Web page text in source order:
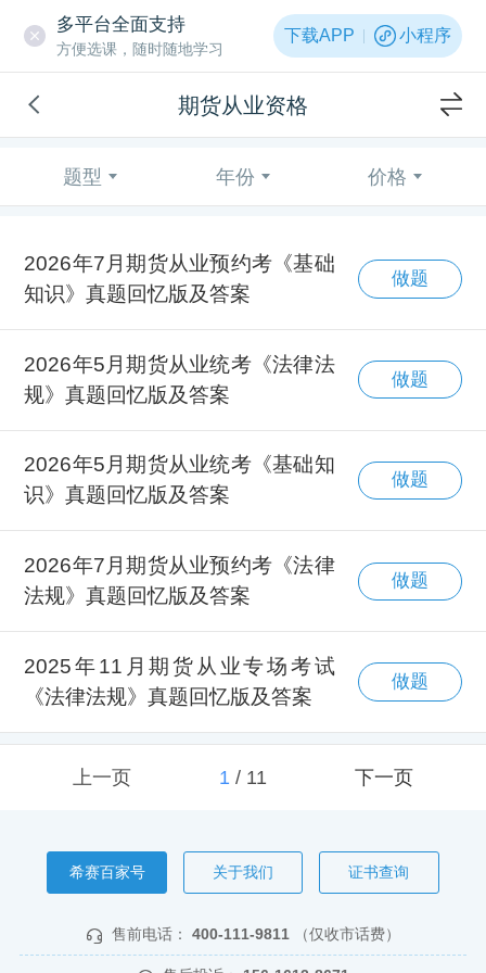
多平台全面支持
方便选课，随时随地学习
下载APP 小程序
期货从业资格
题型 年份 价格
2026年7月期货从业预约考《基础
知识》真题回忆版及答案
做题
2026年5月期货从业统考《法律法
规》真题回忆版及答案
做题
2026年5月期货从业统考《基础知
识》真题回忆版及答案
做题
2026年7月期货从业预约考《法律
法规》真题回忆版及答案
做题
2025年11月期货从业专场考试
《法律法规》真题回忆版及答案
做题
上一页 1 / 11 下一页
希赛百家号 关于我们 证书查询
售前电话： 400-111-9811 （仅收市话费）